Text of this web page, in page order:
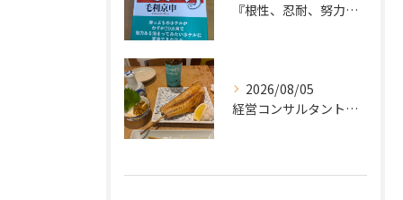
『根性、忍耐、努力という言葉は死語なのか』
2026/08/05
経営コンサルタントのモーちゃん・毛利京申です。